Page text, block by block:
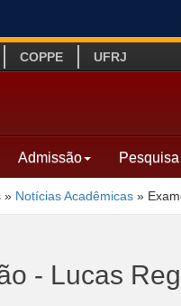
COPPE UFRJ
Admissão Pesquisa
» Notícias Acadêmicas »
- Lucas